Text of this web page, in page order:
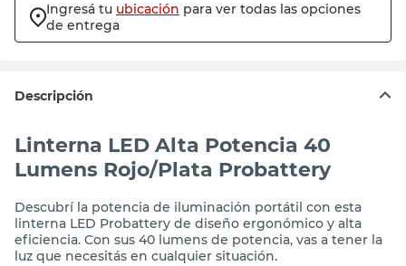
Ingresá tu ubicación para ver todas las opciones
de entrega
Descripción
Linterna LED Alta Potencia 40
Lumens Rojo/Plata Probattery
Descubrí la potencia de iluminación portátil con esta
linterna LED Probattery de diseño ergonómico y alta
eficiencia. Con sus 40 lumens de potencia, vas a tener la
luz que necesitás en cualquier situación.